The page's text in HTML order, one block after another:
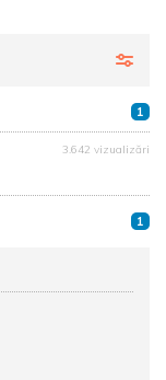
1
3.642 vizualizări
1